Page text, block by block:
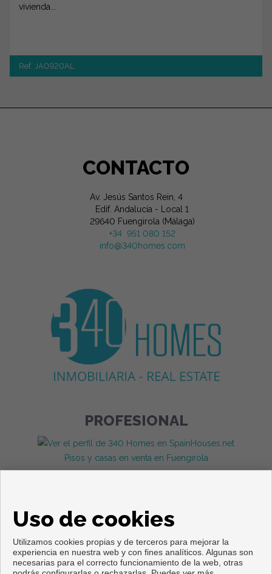
vivienda...
Ref. JA0920AL
CONTACTO
Av. Jesús Santos Rein, 4
Edif. Andalucía - Local 1
29640 Fuengirola (Málaga)
+34 951 080 152
info@340homes.com
PROFESIONAL
Pisos y casas en venta en Fuengirola
Uso de cookies
Utilizamos cookies propias y de terceros para mejorar la
experiencia en nuestra web y con fines analíticos. Algunas son
necesarias para el correcto funcionamiento de la web, otras